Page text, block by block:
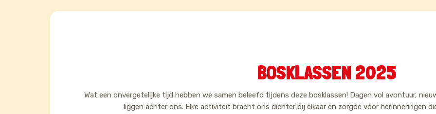
BOSKLASSEN 2025
Wat een onvergetelijke tijd hebben we samen beleefd tijdens deze bosklassen! Dagen vol avontuur,
liggen achter ons. Elke activiteit bracht ons dichter bij elkaar en zorgde voor herinneringen